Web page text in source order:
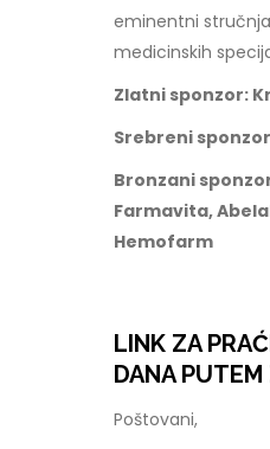
eminentni
medicinskih
Zlatni sponzor:
Srebreni
Bronzani
Farmavita,
Hemofarm
LINK ZA
DANA
Poštovani,